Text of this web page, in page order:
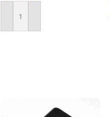
Ajouter Au Panier